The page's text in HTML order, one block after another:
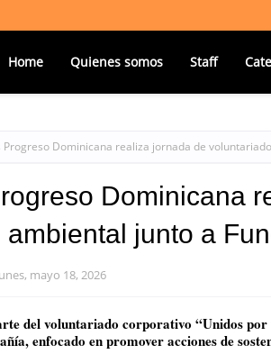
Home Quienes somos Staff
Progreso Dominicana realiza jornada de
Dominicana
junto a
mayo 18, 2026
del voluntariado corporativo “Unidos por
enfocado en promover acciones de